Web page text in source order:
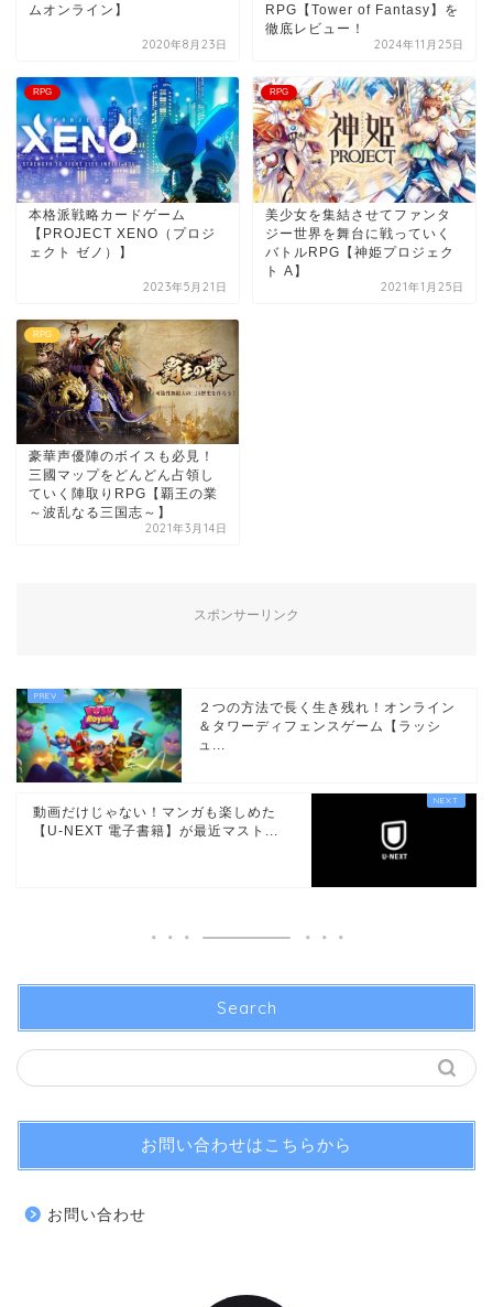
ムオンライン】
2020年8月23日
RPG【Tower of Fantasy】を
徹底レビュー！
2024年11月25日
RPG
本格派戦略カードゲーム
【PROJECT XENO（プロジ
ェクト ゼノ）】
2023年5月21日
RPG
美少女を集結させてファンタ
ジー世界を舞台に戦っていく
バトルRPG【神姫プロジェク
ト A】
2021年1月25日
RPG
豪華声優陣のボイスも必見！
三國マップをどんどん占領し
ていく陣取りRPG【覇王の業
～波乱なる三国志～】
2021年3月14日
スポンサーリンク
２つの方法で長く生き残れ！オンライン
＆タワーディフェンスゲーム【ラッシ
ュ...
動画だけじゃない！マンガも楽しめた
【U-NEXT 電子書籍】が最近マスト...
Search
お問い合わせはこちらから
お問い合わせ